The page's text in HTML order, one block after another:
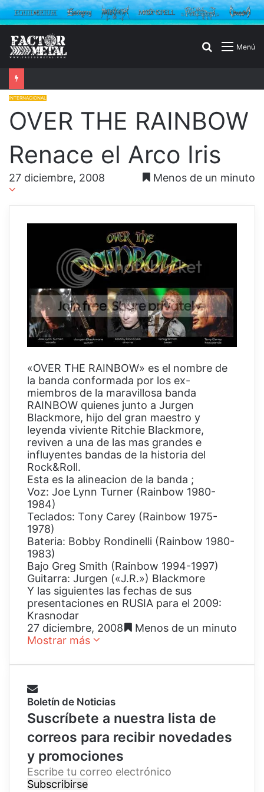
Menú
Buscar
INTERNACIONAL
OVER THE RAINBOW
Renace el Arco Iris
27 diciembre, 2008 Menos de un minuto
«OVER THE RAINBOW» es el nombre de
la banda conformada por los ex-
miembros de la maravillosa banda
RAINBOW quienes junto a Jurgen
Blackmore, hijo del gran maestro y
leyenda viviente Ritchie Blackmore,
reviven a una de las mas grandes e
influyentes bandas de la historia del
Rock&Roll.
Esta es la alineacion de la banda ;
Voz: Joe Lynn Turner (Rainbow 1980-
1984)
Teclados: Tony Carey (Rainbow 1975-
1978)
Bateria: Bobby Rondinelli (Rainbow 1980-
1983)
Bajo Greg Smith (Rainbow 1994-1997)
Guitarra: Jurgen («J.R.») Blackmore
Y las siguientes las fechas de sus
presentaciones en RUSIA para el 2009:
Krasnodar
27 diciembre, 2008
Menos de un minuto
Mostrar más
Boletín de Noticias
Suscríbete a nuestra lista de
correos para recibir novedades
y promociones
E
s